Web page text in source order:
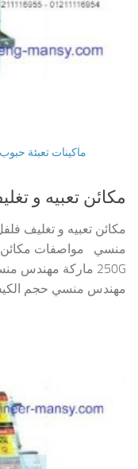
ماكينات تعبئة
مكائن تعبيه و
مهندس منسي حجم